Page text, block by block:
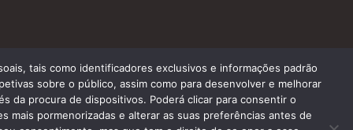
+351 96 148 1448
tais como identificadores exclusivos e informações padrão
sobre o público, assim como para desenvolver e melhorar
da procura de dispositivos. Poderá clicar para consentir o
mais pormenorizadas e alterar as suas preferências antes de